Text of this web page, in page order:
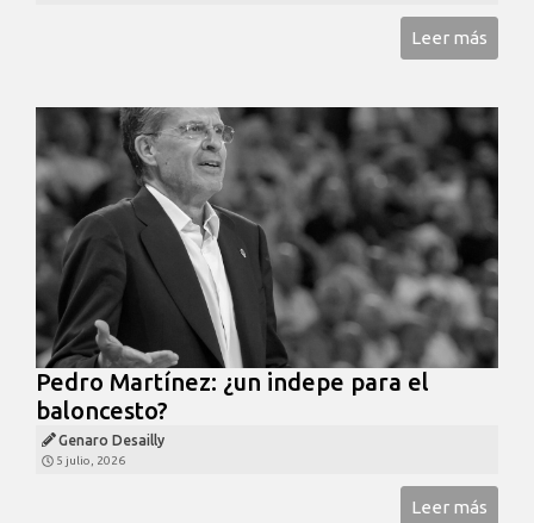
Leer más
Pedro Martínez: ¿un indepe para el
baloncesto?
Genaro Desailly
5 julio, 2026
Leer más